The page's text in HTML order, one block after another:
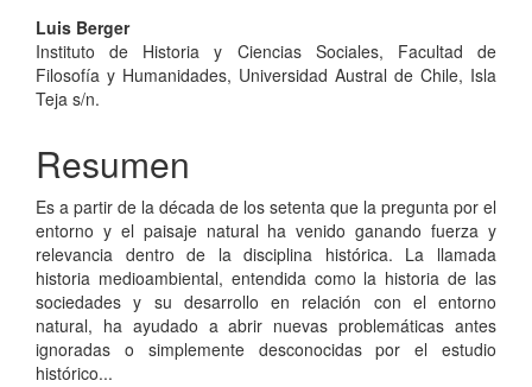
Contenido
principal
del
artículo
Luis Berger
Instituto de Historia y Ciencias Sociales, Facultad de
Filosofía y Humanidades, Universidad Austral de Chile, Isla
Teja s/n.
Resumen
Es a partir de la década de los setenta que la pregunta por el
entorno y el paisaje natural ha venido ganando fuerza y
relevancia dentro de la disciplina histórica. La llamada
historia medioambiental, entendida como la historia de las
sociedades y su desarrollo en relación con el entorno
natural, ha ayudado a abrir nuevas problemáticas antes
ignoradas o simplemente desconocidas por el estudio
histórico...